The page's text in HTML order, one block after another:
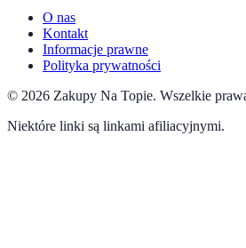
O nas
Kontakt
Informacje prawne
Polityka prywatności
© 2026 Zakupy Na Topie. Wszelkie
Niektóre linki są linkami afiliacyjnymi.